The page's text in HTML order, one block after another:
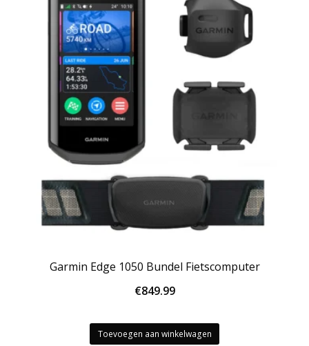
Garmin Edge 1050 Bundel Fietscomputer
€849.99
Toevoegen aan winkelwagen